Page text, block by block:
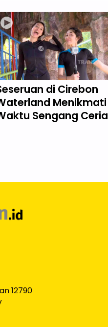
di Cirebon
Menikmati
Sengang Ceria
12790